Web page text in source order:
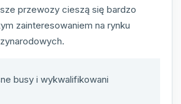
przewozy cieszą się bardzo
zainteresowaniem na rynku
busy i wykwalifikowani